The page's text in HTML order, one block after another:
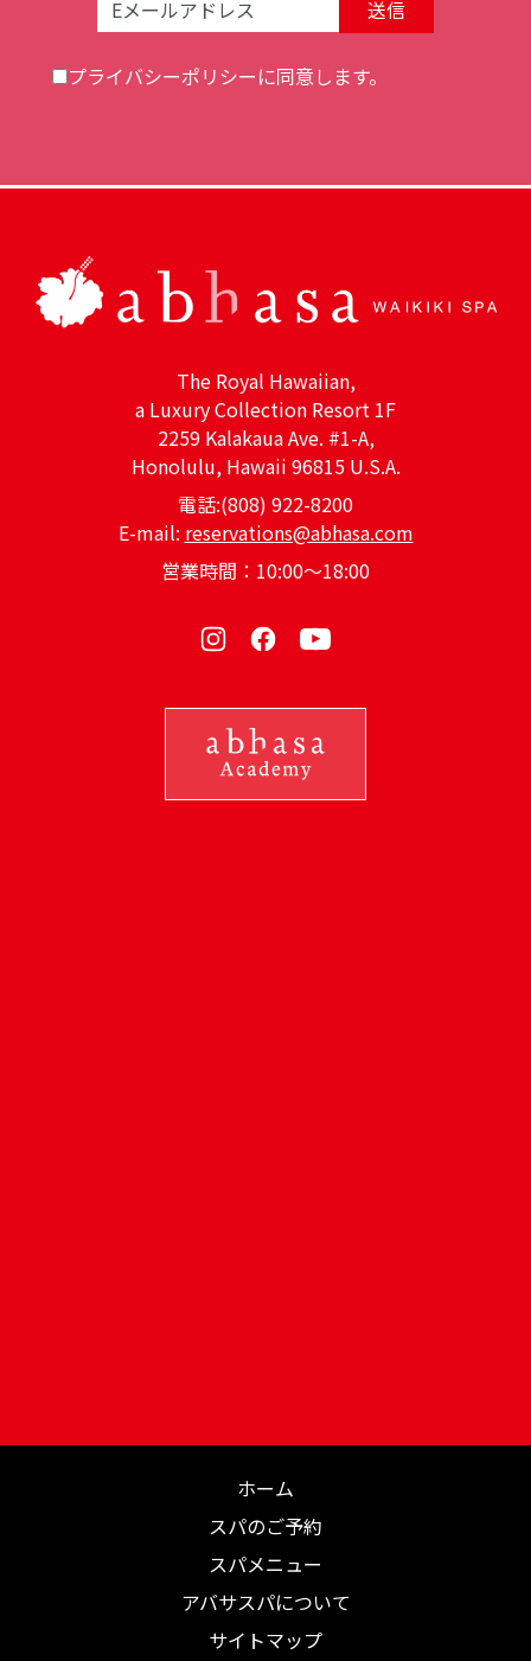
Email Address:
プライバシーポリシーに同意します。
The Royal Hawaiian,
a Luxury Collection Resort 1F
2259 Kalakaua Ave. #1-A,
Honolulu, Hawaii 96815 U.S.A.
電話:(808) 922-8200
E-mail: reservations@abhasa.com
営業時間：10:00～18:00
ホーム
スパのご予約
スパメニュー
アバサスパについて
サイトマップ